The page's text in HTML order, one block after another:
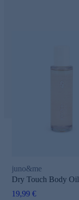
juno&me
Dry Touch Body Oil
19,99 €